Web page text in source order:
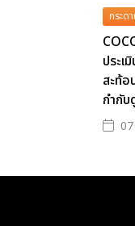
กระด
ประ
สะท้อ
กำกั